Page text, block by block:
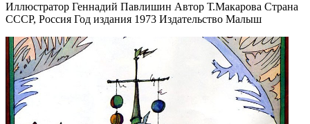
Иллюстратор Геннадий Павлишин Автор Т.Макарова Страна
СССР, Россия Год издания 1973 Издательство Малыш